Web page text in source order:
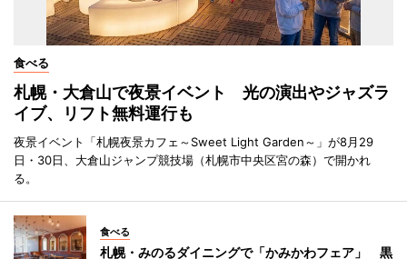
食べる
札幌・大倉山で夜景イベント 光の演出やジャズラ
イブ、リフト無料運行も
夜景イベント「札幌夜景カフェ～Sweet Light Garden～」が8月29
日・30日、大倉山ジャンプ競技場（札幌市中央区宮の森）で開かれ
る。
食べる
札幌・みのるダイニングで「かみかわフェア」 黒